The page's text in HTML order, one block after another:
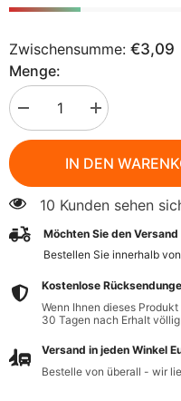
Zwischensumme: €3,09
Menge:
verringern
für
Bockshornkleekorn
60
g
-
GESCHENKE
DER
NATUR
Menge
erhöhen
für
BIO
-
DER
NATUR
IN DEN
10 Kunden sehen
Möchten Sie den
Bestellen Sie innerhalb von
Kostenlose
Wenn Ihnen dieses
30 Tagen nach Erhalt
Versand in jeden Winkel
Bestelle von überall - wir